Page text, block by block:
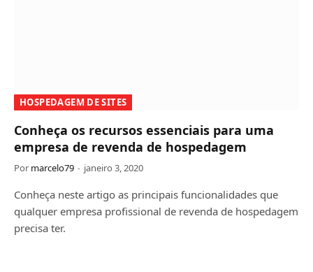
HOSPEDAGEM DE SITES
Conheça os recursos essenciais para uma
empresa de revenda de hospedagem
Por marcelo79 janeiro 3, 2020
Conheça neste artigo as principais funcionalidades que
qualquer empresa profissional de revenda de hospedagem
precisa ter.